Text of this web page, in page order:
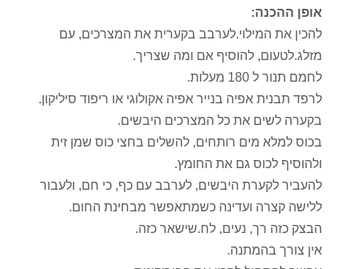
אופן ההכנה:
להכין את המילוי.לערבב בקערית את המצרכים, עם
מזלג.לטעום, להוסיף אם ומה שצריך.
לחמם תנור ל 180 מעלות.
לרפד תבנית אפיה בנייר אפיה אקולוגי או ריפוד סיליקון.
בקערה לשים את כל המצרכים היבשים.
בכוס למלא מים רותחים, להשלים בחצי כוס שמן זית
ולהוסיף לכוס גם את החומץ.
להעביר לקערת היבשים, לערבב עם כף, כי חם, ולעבור
ללישה קצרה ועדינה כשמתאפשר מבחינת החום.
הבצק כזה רך, נעים, לח.שישאר כזה.
אין צורך בהמתנה.